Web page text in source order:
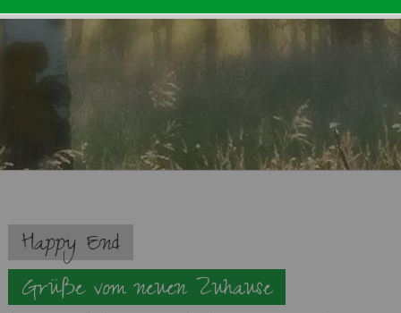
Navigation
überspringen
Happy End
Grüße vom neuen Zuhause
Vermittlungshilfe privat